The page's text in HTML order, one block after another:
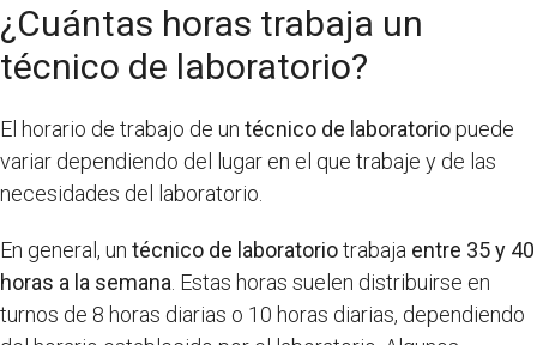
¿Cuántas horas trabaja un
técnico de laboratorio?
El horario de trabajo de un técnico de laboratoriopuede
variar dependiendo del lugar en el que trabaje y de las
necesidades del laboratorio.
En general, un técnico de laboratoriotrabaja entre 35 y 40
horas a la semana . Estas horas suelen distribuirse en
turnos de 8 horas diarias o 10 horas diarias, dependiendo